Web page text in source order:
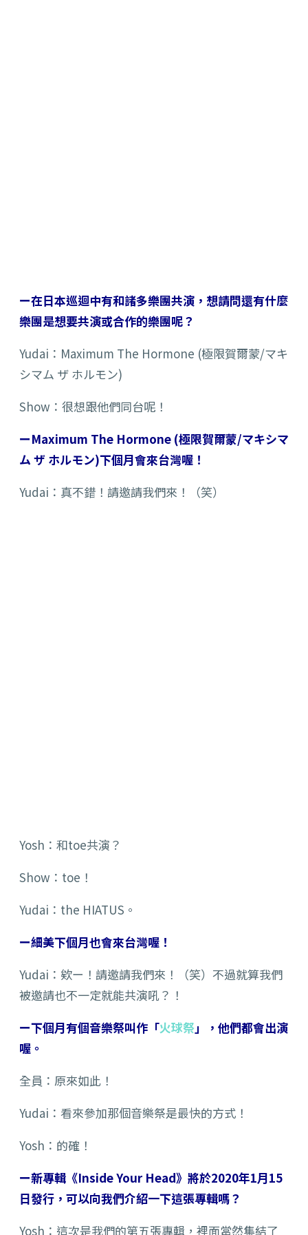
ー在日本巡迴中有和諸多樂團共演，想請問還有什麼
樂團是想要共演或合作的樂團呢？
Yudai：Maximum The Hormone (極限賀爾蒙/マキ
シマム ザ ホルモン)
Show：很想跟他們同台呢！
ーMaximum The Hormone (極限賀爾蒙/マキシマ
ム ザ ホルモン)下個月會來台灣喔！
Yudai：真不錯！請邀請我們來！（笑）
Yosh：和toe共演？
Show：toe！
Yudai：the HIATUS。
ー細美下個月也會來台灣喔！
Yudai：欸ー！請邀請我們來！（笑）不過就算我們
被邀請也不一定就能共演吼？！
ー下個月有個音樂祭叫作「火球祭 」，他們都會出演
喔。
全員：原來如此！
Yudai：看來參加那個音樂祭是最快的方式！
Yosh：的確！
ー新專輯《Inside Your Head》將於2020年1月15
日發行，可以向我們介紹一下這張專輯嗎？
Yosh：這次是我們的第五張專輯，裡面當然集結了